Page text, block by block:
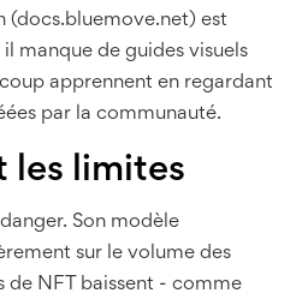
(docs.bluemove.net) est
manque de guides visuels
apprennent en regardant
par la communauté.
les limites
Son modèle
sur le volume des
de NFT baissent - comme